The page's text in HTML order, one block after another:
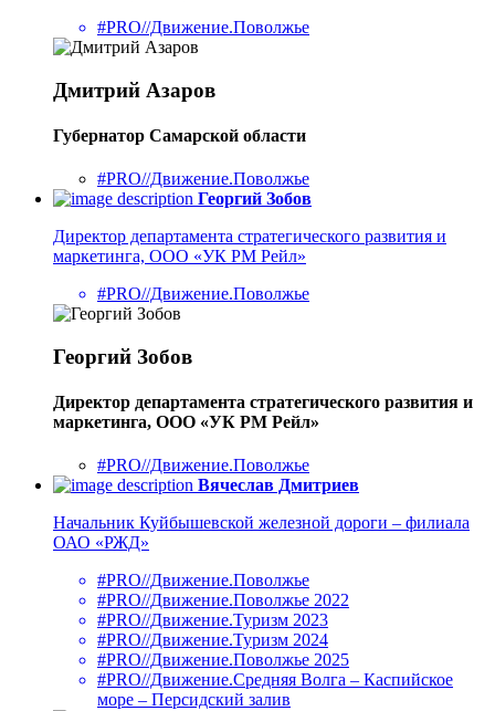
#PRO//Движение.Поволжье
Дмитрий Азаров
Губернатор Самарской области
#PRO//Движение.Поволжье
Георгий Зобов
Директор департамента стратегического развития и
маркетинга, ООО «УК РМ Рейл»
#PRO//Движение.Поволжье
Георгий Зобов
Директор департамента стратегического развития и
маркетинга, ООО «УК РМ Рейл»
#PRO//Движение.Поволжье
Вячеслав Дмитриев
Начальник Куйбышевской железной дороги – филиала
ОАО «РЖД»
#PRO//Движение.Поволжье
#PRO//Движение.Поволжье 2022
#PRO//Движение.Туризм 2023
#PRO//Движение.Туризм 2024
#PRO//Движение.Поволжье 2025
#PRO//Движение.Средняя Волга – Каспийское
море – Персидский залив